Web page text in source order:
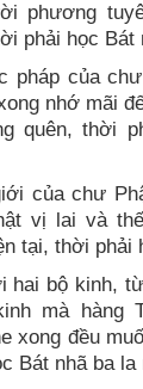
phương
phải học Bát
pháp của
nhớ mãi
quên, thời
của chư
vị lai và
tại, thời phải
hai bộ kinh,
mà hàng
xong đều
Bát nhã ba la